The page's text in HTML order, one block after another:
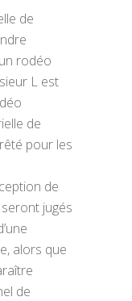
de
rodéo
L est
de
pour les
de
jugés
alors que
de